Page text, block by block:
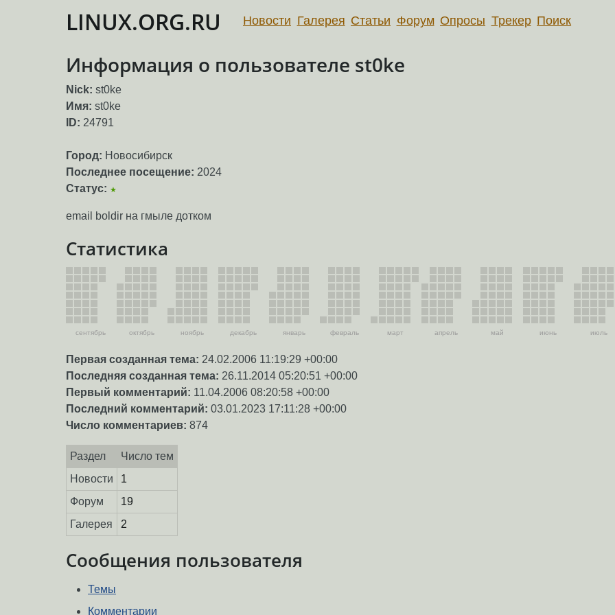
LINUX.ORG.RU Новости Галерея Статьи Форум Опросы Трекер Поиск
Информация о пользователе st0ke
Nick: st0ke
Имя: st0ke
ID: 24791
Город: Новосибирск
Последнее посещение: 2024
Статус: ★
email boldir на гмыле дотком
Статистика
сентябрь октябрь ноябрь декабрь январь февраль март апрель май июнь июль
Первая созданная тема: 24.02.2006 11:19:29 +00:00
Последняя созданная тема: 26.11.2014 05:20:51 +00:00
Первый комментарий: 11.04.2006 08:20:58 +00:00
Последний комментарий: 03.01.2023 17:11:28 +00:00
Число комментариев: 874
Раздел
Число тем
Новости
1
Форум
19
Галерея
2
Сообщения пользователя
Темы
Комментарии